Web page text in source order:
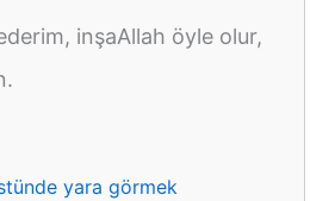
inşaAllah öyle olur,
yara görmek